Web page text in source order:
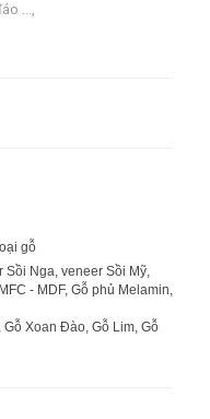
...,
gỗ
Sồi Nga, veneer Sồi Mỹ,
- MDF, Gỗ phủ Melamin,
Gỗ Xoan Đào, Gỗ Lim, Gỗ